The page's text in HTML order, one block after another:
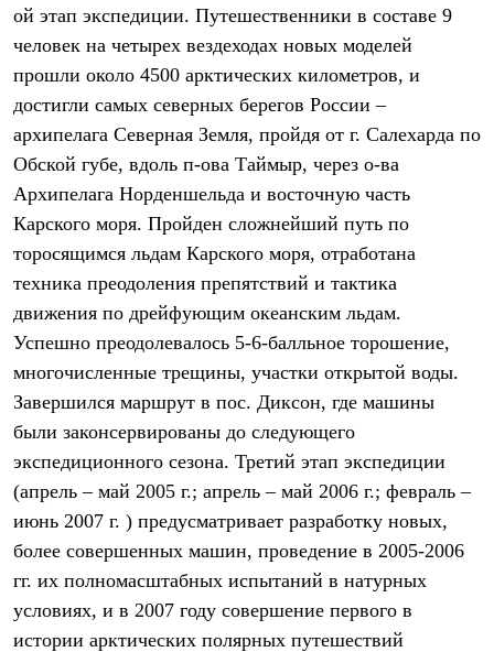
Куртки
Флисовая одежда
Куртки
Брюки
Комбинезоны
Термобелье
Комплект термобелья
Снаряжение
Палатки и тенты
Палатки
Тенты
Аксессуары для палаток
Рюкзаки
Легкоходные
Альпинистские
Городские
Аксессуары для рюкзаков
Спальные мешки
Пуховые
С синтетическим утеплителем
Аксессуары для спальников
Сумки и баулы
Баулы
Кошельки
Сумки
Полезные аксессуары
Книги
ой этап экспедиции. Путешественники в составе 9
человек на четырех вездеходах новых моделей
прошли около 4500 арктических километров, и
достигли самых северных берегов России –
архипелага Северная Земля, пройдя от г. Салехарда по
Обской губе, вдоль п-ова Таймыр, через о-ва
Архипелага Норденшельда и восточную часть
Карского моря. Пройден сложнейший путь по
торосящимся льдам Карского моря, отработана
техника преодоления препятствий и тактика
движения по дрейфующим океанским льдам.
Успешно преодолевалось 5-6-балльное торошение,
многочисленные трещины, участки открытой воды.
Завершился маршрут в пос. Диксон, где машины
были законсервированы до следующего
экспедиционного сезона. Третий этап экспедиции
(апрель – май 2005 г.; апрель – май 2006 г.; февраль –
июнь 2007 г. ) предусматривает разработку новых,
более совершенных машин, проведение в 2005-2006
гг. их полномасштабных испытаний в натурных
условиях, и в 2007 году совершение первого в
истории арктических полярных путешествий